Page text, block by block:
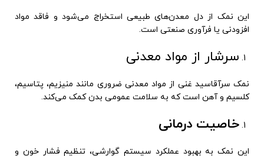
این نمک از دل معدن‌های طبیعی استخراج می‌شود و فاقد مواد
افزودنی یا فرآوری صنعتی است.
سرشار از مواد معدنی
نمک سرآقاسید غنی از مواد معدنی ضروری مانند منیزیم، پتاسیم،
کلسیم و آهن است که به سلامت عمومی بدن کمک می‌کند.
خاصیت درمانی
این نمک به بهبود عملکرد سیستم گوارشی، تنظیم فشار خون و